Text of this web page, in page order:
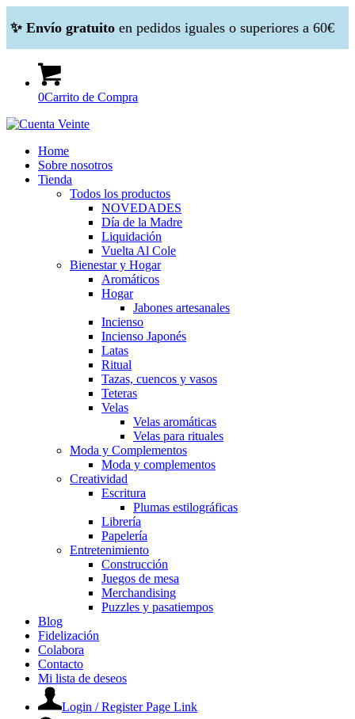
✨ Envío gratuito en pedidos iguales o superiores a 60€
0Carrito de Compra
Home
Sobre nosotros
Tienda
Todos los productos
NOVEDADES
Día de la Madre
Liquidación
Vuelta Al Cole
Bienestar y Hogar
Aromáticos
Hogar
Jabones artesanales
Incienso
Incienso Japonés
Latas
Ritual
Tazas, cuencos y vasos
Teteras
Velas
Velas aromáticas
Velas para rituales
Moda y Complementos
Moda y complementos
Creatividad
Escritura
Plumas estilográficas
Librería
Papelería
Entretenimiento
Construcción
Juegos de mesa
Merchandising
Puzzles y pasatiempos
Blog
Fidelización
Colabora
Contacto
Mi lista de deseos
Login / Register Page Link